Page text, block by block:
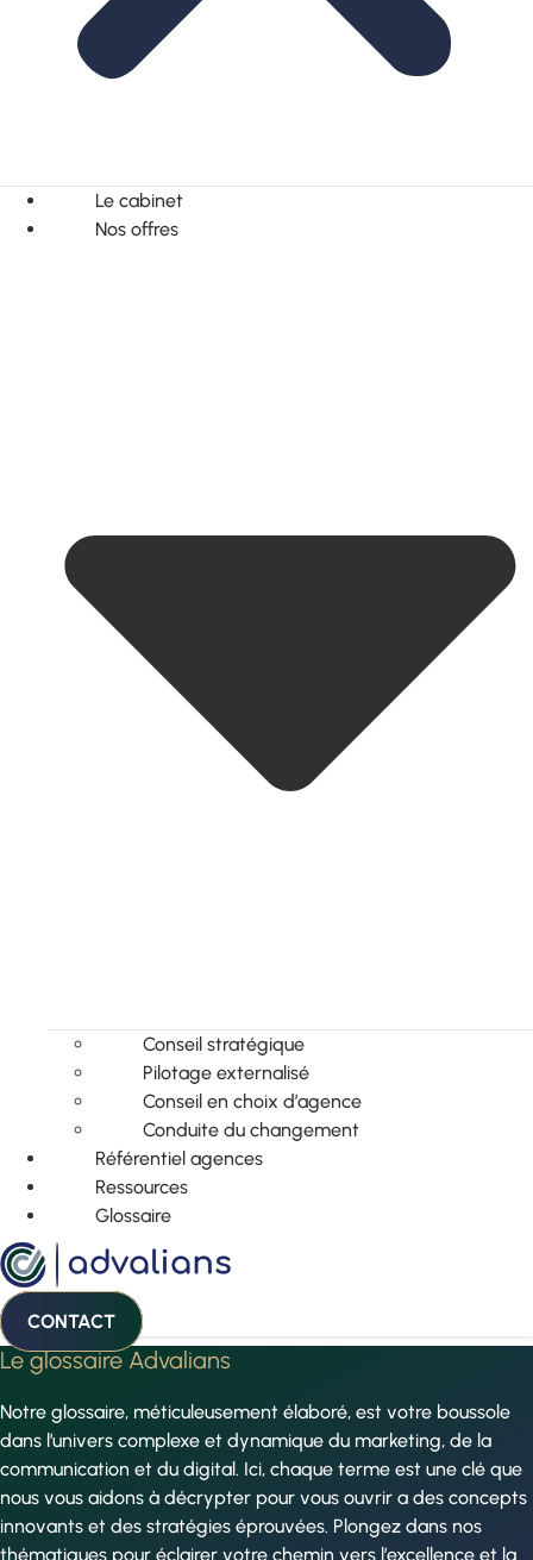
Le cabinet
Nos offres
Conseil stratégique
Pilotage externalisé
Conseil en choix d’agence
Conduite du changement
Référentiel agences
Ressources
Glossaire
CONTACT
Le glossaire Advalians
Notre glossaire, méticuleusement élaboré, est votre boussole
dans l’univers complexe et dynamique du marketing, de la
communication et du digital. Ici, chaque terme est une clé que
nous vous aidons à décrypter pour vous ouvrir a des concepts
innovants et des stratégies éprouvées. Plongez dans nos
thématiques pour éclairer votre chemin vers l’excellence et la